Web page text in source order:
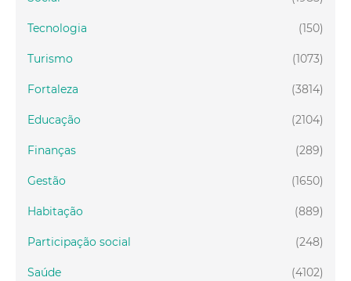
(150)
Tecnologia
(1073)
Turismo
(3814)
Fortaleza
(2104)
Educação
(289)
Finanças
(1650)
Gestão
(889)
Habitação
(248)
Participação social
(4102)
Saúde